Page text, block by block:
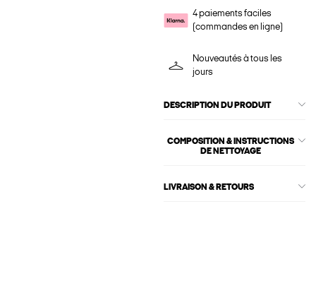
4 paiements faciles
(commandes en ligne)
Nouveautés à tous les
jours
DESCRIPTION DU PRODUIT
COMPOSITION & INSTRUCTIONS
DE NETTOYAGE
LIVRAISON & RETOURS